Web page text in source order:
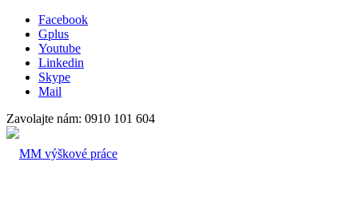
Facebook
Gplus
Youtube
Linkedin
Skype
Mail
Zavolajte nám: 0910 101 604